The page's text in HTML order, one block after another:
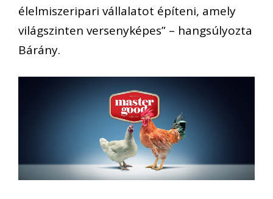
élelmiszeripari vállalatot építeni, amely
világszinten versenyképes” – hangsúlyozta
Bárány.